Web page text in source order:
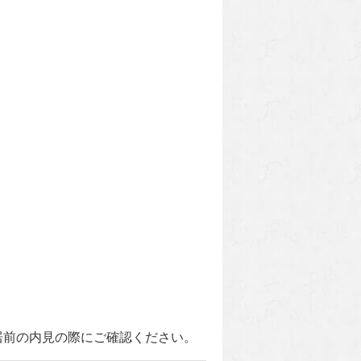
の内見の際にご確認ください。